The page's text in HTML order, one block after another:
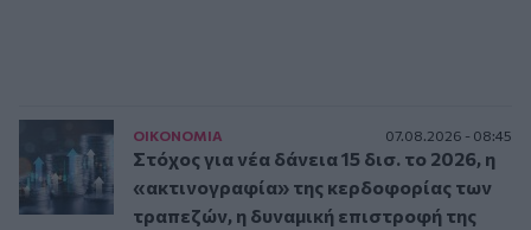
ΟΙΚΟΝΟΜΙΑ 07.08.2026 - 08:45
Στόχος για νέα δάνεια 15 δισ. το 2026, η
«ακτινογραφία» της κερδοφορίας των
τραπεζών, η δυναμική επιστροφή της